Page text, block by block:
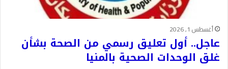
أغسطس 1, 2026
عاجل.. أول تعليق رسمي من الصحة بشأن
غلق الوحدات الصحية بالمنيا